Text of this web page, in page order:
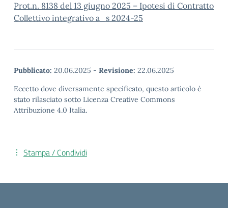
Prot.n. 8138 del 13 giugno 2025 – Ipotesi di Contratto
Collettivo integrativo a_s 2024-25
Pubblicato: 20.06.2025 - Revisione: 22.06.2025
Eccetto dove diversamente specificato, questo articolo è
stato rilasciato sotto Licenza Creative Commons
Attribuzione 4.0 Italia.
Stampa / Condividi